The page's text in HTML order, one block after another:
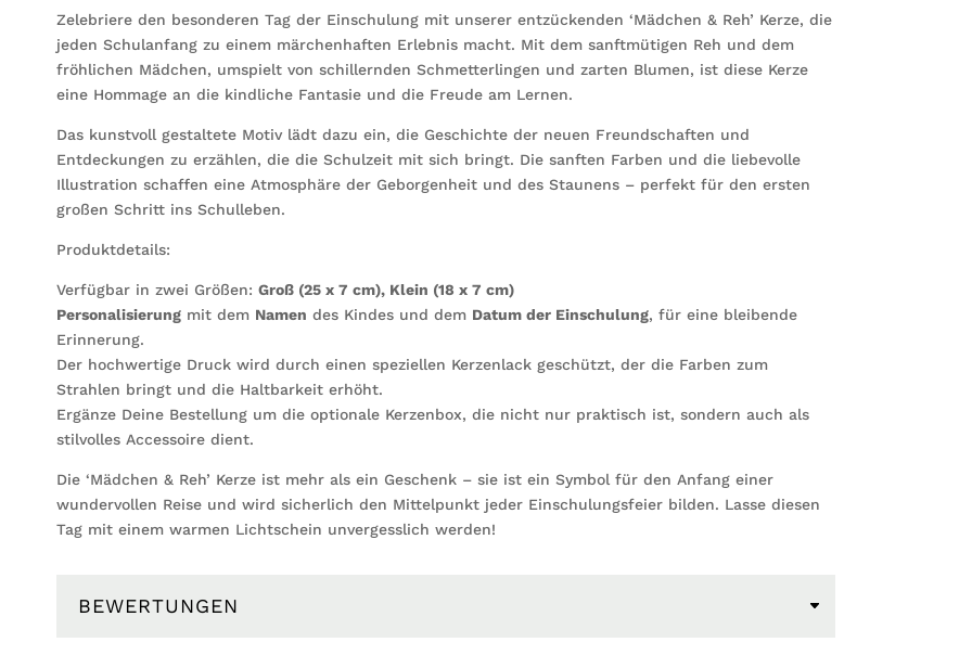
Zelebriere den besonderen Tag der Einschulung mit unserer entzückenden ‘Mädchen & Reh’ Kerze, die
jeden Schulanfang zu einem märchenhaften Erlebnis macht. Mit dem sanftmütigen Reh und dem
fröhlichen Mädchen, umspielt von schillernden Schmetterlingen und zarten Blumen, ist diese Kerze
eine Hommage an die kindliche Fantasie und die Freude am Lernen.
Das kunstvoll gestaltete Motiv lädt dazu ein, die Geschichte der neuen Freundschaften und
Entdeckungen zu erzählen, die die Schulzeit mit sich bringt. Die sanften Farben und die liebevolle
Illustration schaffen eine Atmosphäre der Geborgenheit und des Staunens – perfekt für den ersten
großen Schritt ins Schulleben.
Produktdetails:
Verfügbar in zwei Größen: Groß (25 x 7 cm), Klein (18 x 7 cm)
Personalisierung mit dem Namen des Kindes und dem Datum der Einschulung, für eine bleibende
Erinnerung.
Der hochwertige Druck wird durch einen speziellen Kerzenlack geschützt, der die Farben zum
Strahlen bringt und die Haltbarkeit erhöht.
Ergänze Deine Bestellung um die optionale Kerzenbox, die nicht nur praktisch ist, sondern auch als
stilvolles Accessoire dient.
Die ‘Mädchen & Reh’ Kerze ist mehr als ein Geschenk – sie ist ein Symbol für den Anfang einer
wundervollen Reise und wird sicherlich den Mittelpunkt jeder Einschulungsfeier bilden. Lasse diesen
Tag mit einem warmen Lichtschein unvergesslich werden!
BEWERTUNGEN